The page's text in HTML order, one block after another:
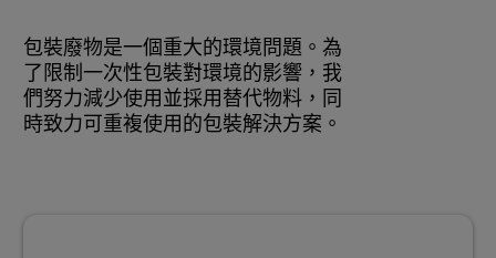
包裝廢物是一個重大的環境問題。為
了限制一次性包裝對環境的影響，我
們努力減少使用並採用替代物料，同
時致力可重複使用的包裝解決方案。